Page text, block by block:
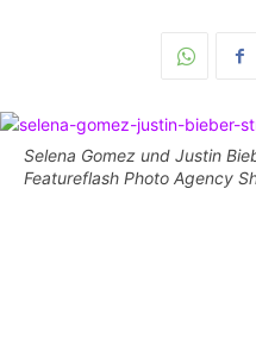
Selena Gomez und Justin
Featureflash Photo Agency